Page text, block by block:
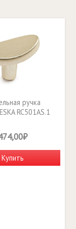
ручка
RC501AS.1
Купить